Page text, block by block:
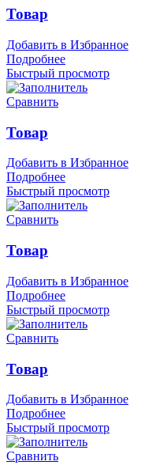
Товар
Добавить в Избранное
Подробнее
Быстрый просмотр
Сравнить
Товар
Добавить в Избранное
Подробнее
Быстрый просмотр
Сравнить
Товар
Добавить в Избранное
Подробнее
Быстрый просмотр
Сравнить
Товар
Добавить в Избранное
Подробнее
Быстрый просмотр
Сравнить